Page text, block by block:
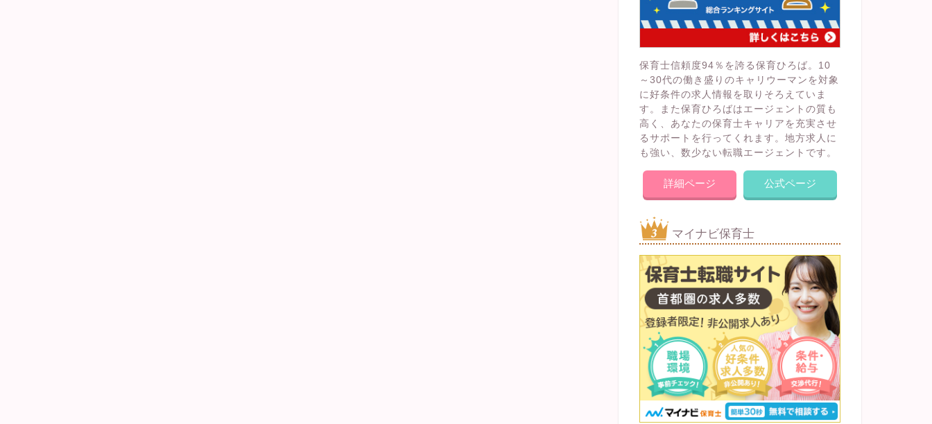
保育士信頼度94％を誇る保育ひろば。10
～30代の働き盛りのキャリウーマンを対象
に好条件の求人情報を取りそろえていま
す。また保育ひろばはエージェントの質も
高く、あなたの保育士キャリアを充実させ
るサポートを行ってくれます。地方求人に
も強い、数少ない転職エージェントです。
詳細ページ 公式ページ
マイナビ保育士